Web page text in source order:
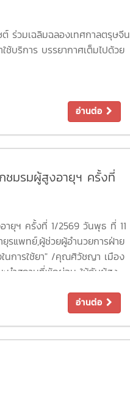
ร่วมเฉลิมฉลองเทศกาลตรุษจีน
บริการ บรรยากาศเต็มไปด้วย
ปัง ๆ สุขภาพแข็งแรง โชคดี
อ่านต่อ
ชมรมผู้สูงอายุฯ ครั้งที่
ายุฯ ครั้งที่ 1/2569 วันพุธ ที่ 11
รแพทย์,ผู้ช่วยผู้อำนวยการฝ่าย
ในการใช้ยา" /คุณศิวัชญา เมือง
นำสถานที่พักผ่อน ให้กับผู้สูง
งอายุ /กิจกรรมอวยพรวันเกิด
ากาศที่สนุกสนาน และอบอุ่น
อ่านต่อ